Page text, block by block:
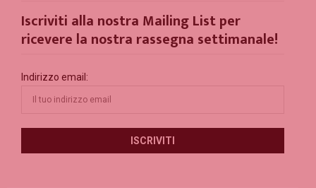
Iscriviti alla nostra Mailing List per
ricevere la nostra rassegna settimanale!
Indirizzo email: